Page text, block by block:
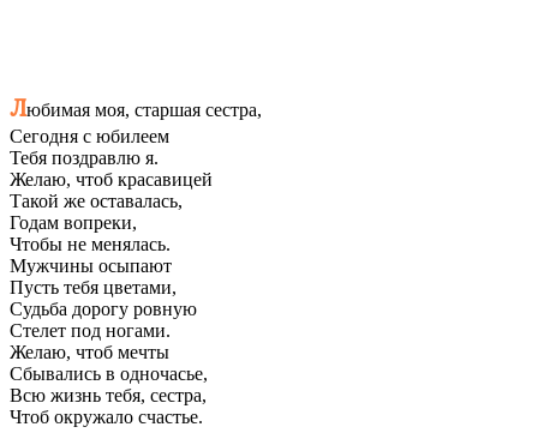
Любимая моя, старшая сестра,
Сегодня с юбилеем
Тебя поздравлю я.
Желаю, чтоб красавицей
Такой же оставалась,
Годам вопреки,
Чтобы не менялась.
Мужчины осыпают
Пусть тебя цветами,
Судьба дорогу ровную
Стелет под ногами.
Желаю, чтоб мечты
Сбывались в одночасье,
Всю жизнь тебя, сестра,
Чтоб окружало счастье.